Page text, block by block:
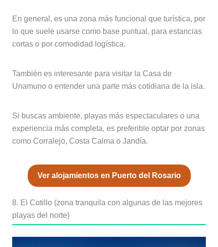
En general, es una zona más funcional que turística, por
lo que suele usarse como base puntual, para estancias
cortas o por comodidad logística.
También es interesante para visitar la Casa de
Unamuno o entender una parte más cotidiana de la isla.
Si buscas ambiente, playas más espectaculares o una
experiencia más completa, es preferible optar por zonas
como Corralejo, Costa Calma o Jandía.
Ver alojamientos en Puerto del Rosario
8. El Cotillo (zona tranquila con algunas de las mejores
playas del norte)